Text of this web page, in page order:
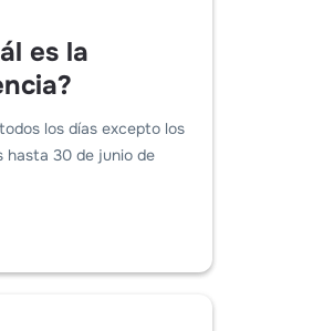
es la
los días excepto los
hasta 30 de junio de